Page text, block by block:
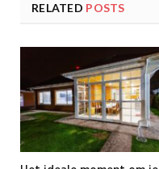
RELATED POSTS